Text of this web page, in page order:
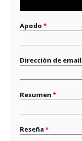
Apodo
Dirección de email
Resumen
Reseña